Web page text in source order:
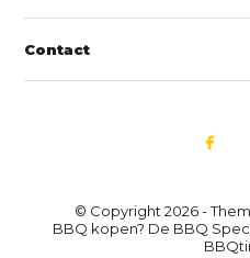
Contact
© Copyright 2026 -
BBQ kopen? De BBQ